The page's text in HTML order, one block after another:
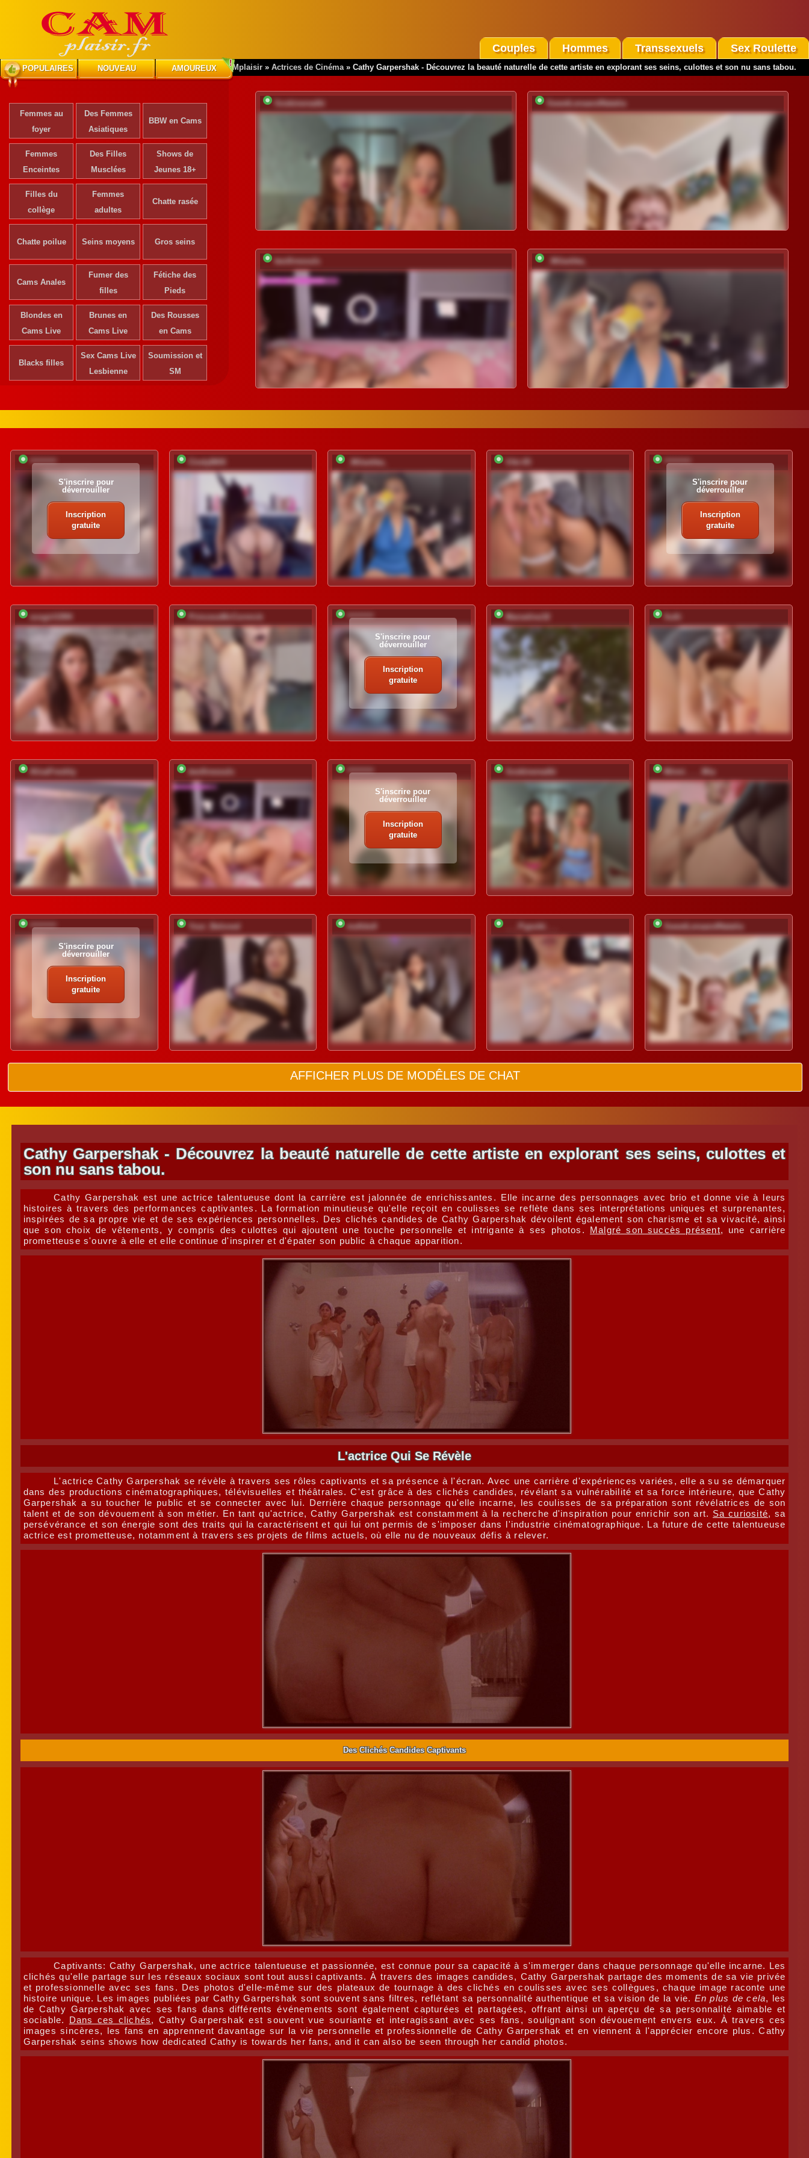
POPULAIRES NOUVEAU AMOUREUX
Couples Hommes Transsexuels Sex Roulette
CAMplaisir » Actrices de Cinéma» Cathy Garpershak - Découvrez la beauté naturelle de cette artiste en explorant ses seins, culottes et son nu sans tabou.
Femmes au
foyer
Des Femmes
Asiatiques
BBW en Cams
Femmes
Enceintes
Des Filles
Musclées
Shows de
Jeunes 18+
Filles du
collège
Femmes
adultes
Chatte rasée
Chatte poilue Seins moyens Gros seins
Cams Anales
Fumer des
filles
Fétiche des
Pieds
Blondes en
Cams Live
Brunes en
Cams Live
Des Rousses
en Cams
Blacks filles
Sex Cams Live
Lesbienne
Soumission et
SM
Soskinerealki SweetLenaandNatalia
twofiresouls _Milashka_
*********
S'inscrire pour
déverrouiller
Inscription
gratuite
CindyBKK _Milashka_ *********
S'inscrire pour
déverrouiller
Inscription
gratuite
sosgirl1994 PrincessMcCormick *********
S'inscrire pour
déverrouiller
Inscription
gratuite
Marseline32
AlisaFreshly twofiresouls *********
S'inscrire pour
déverrouiller
Inscription
gratuite
Soskinerealki Minni____Mia
*********
S'inscrire pour
déverrouiller
Inscription
gratuite
Your_Beloved mefidufi ___Pypsiki___ SweetLenaandNatalia
AFFICHER PLUS DE MODÊLES DE CHAT
Cathy Garpershak - Découvrez la beauté naturelle de cette artiste en explorant ses seins, culottes et
son nu sans tabou.
Cathy Garpershak est une actrice talentueuse dont la carrière est jalonnée de enrichissantes. Elle incarne des personnages avec brio et donne vie à leurs
histoires à travers des performances captivantes. La formation minutieuse qu'elle reçoit en coulisses se reflète dans ses interprétations uniques et surprenantes,
inspirées de sa propre vie et de ses expériences personnelles. Des clichés candides de Cathy Garpershak dévoilent également son charisme et sa vivacité, ainsi
que son choix de vêtements, y compris des culottes qui ajoutent une touche personnelle et intrigante à ses photos. Malgré son succès présent, une carrière
prometteuse s'ouvre à elle et elle continue d'inspirer et d'épater son public à chaque apparition.
L'actrice Qui Se Révèle
L'actrice Cathy Garpershak se révèle à travers ses rôles captivants et sa présence à l'écran. Avec une carrière d'expériences variées, elle a su se démarquer
dans des productions cinématographiques, télévisuelles et théâtrales. C'est grâce à des clichés candides, révélant sa vulnérabilité et sa force intérieure, que Cathy
Garpershak a su toucher le public et se connecter avec lui. Derrière chaque personnage qu'elle incarne, les coulisses de sa préparation sont révélatrices de son
talent et de son dévouement à son métier. En tant qu'actrice, Cathy Garpershak est constamment à la recherche d'inspiration pour enrichir son art. Sa curiosité, sa
persévérance et son énergie sont des traits qui la caractérisent et qui lui ont permis de s'imposer dans l'industrie cinématographique. La future de cette talentueuse
actrice est prometteuse, notamment à travers ses projets de films actuels, où elle nu de nouveaux défis à relever.
Des Clichés Candides Captivants
Captivants: Cathy Garpershak, une actrice talentueuse et passionnée, est connue pour sa capacité à s'immerger dans chaque personnage qu'elle incarne. Les
clichés qu'elle partage sur les réseaux sociaux sont tout aussi captivants. À travers des images candides, Cathy Garpershak partage des moments de sa vie privée
et professionnelle avec ses fans. Des photos d'elle-même sur des plateaux de tournage à des clichés en coulisses avec ses collègues, chaque image raconte une
histoire unique. Les images publiées par Cathy Garpershak sont souvent sans filtres, reflétant sa personnalité authentique et sa vision de la vie. En plus de cela, les
de Cathy Garpershak avec ses fans dans différents événements sont également capturées et partagées, offrant ainsi un aperçu de sa personnalité aimable et
sociable. Dans ces clichés, Cathy Garpershak est souvent vue souriante et interagissant avec ses fans, soulignant son dévouement envers eux. À travers ces
images sincères, les fans en apprennent davantage sur la vie personnelle et professionnelle de Cathy Garpershak et en viennent à l'apprécier encore plus. Cathy
Garpershak seins shows how dedicated Cathy is towards her fans, and it can also be seen through her candid photos.